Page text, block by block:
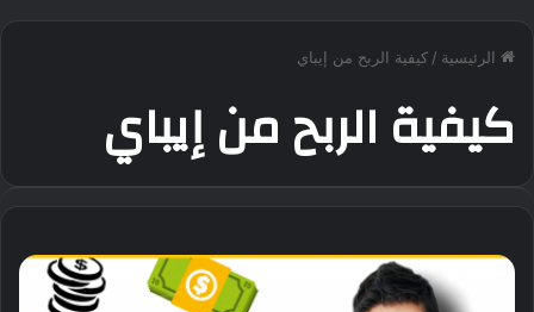
الرئيسية / كيفية الربح من إيباي
كيفية الربح من إيباي